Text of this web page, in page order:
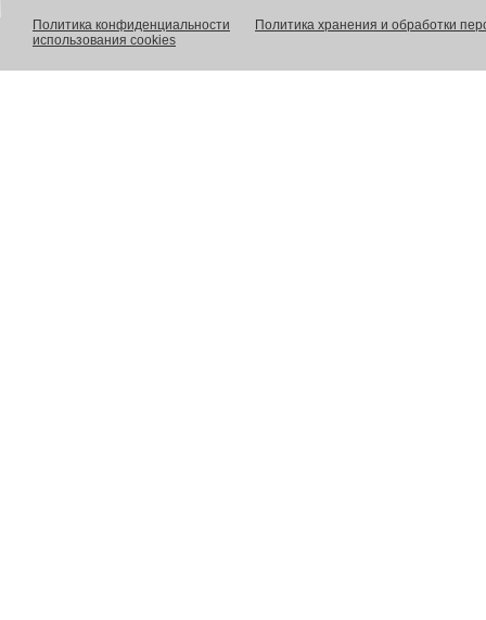
Политика конфиденциальности
Политика хранения и обработки
использования cookies